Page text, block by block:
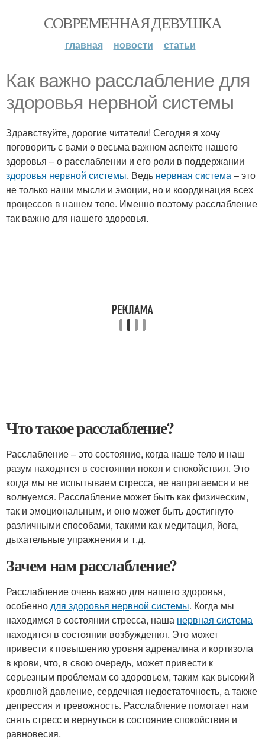
СОВРЕМЕННАЯ ДЕВУШКА
главная новости статьи
Как важно расслабление для
здоровья нервной системы
Здравствуйте, дорогие читатели! Сегодня я хочу
поговорить с вами о весьма важном аспекте нашего
здоровья – о расслаблении и его роли в поддержании
здоровья нервной системы. Ведь нервная система– это
не только наши мысли и эмоции, но и координация всех
процессов в нашем теле. Именно поэтому расслабление
так важно для нашего здоровья.
Что такое расслабление?
Расслабление – это состояние, когда наше тело и наш
разум находятся в состоянии покоя и спокойствия. Это
когда мы не испытываем стресса, не напрягаемся и не
волнуемся. Расслабление может быть как физическим,
так и эмоциональным, и оно может быть достигнуто
различными способами, такими как медитация, йога,
дыхательные упражнения и т.д.
Зачем нам расслабление?
Расслабление очень важно для нашего здоровья,
особеннодля здоровья нервной системы. Когда мы
находимся в состоянии стресса, наша нервная система
находится в состоянии возбуждения. Это может
привести к повышению уровня адреналина и кортизола
в крови, что, в свою очередь, может привести к
серьезным проблемам со здоровьем, таким как высокий
кровяной давление, сердечная недостаточность, а также
депрессия и тревожность. Расслабление помогает нам
снять стресс и вернуться в состояние спокойствия и
равновесия.